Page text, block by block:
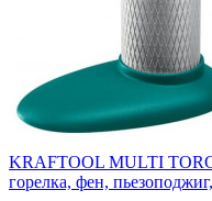
KRAFTOOL MULTI
горелка, фен,